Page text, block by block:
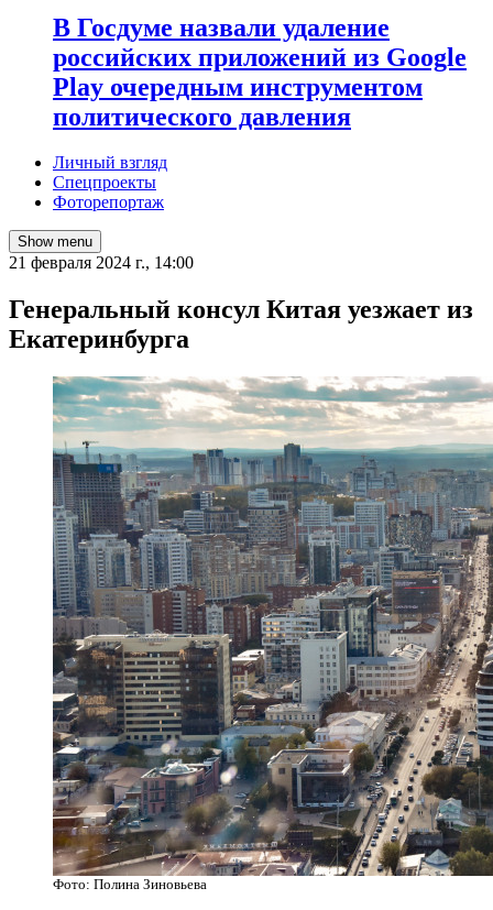
В Госдуме назвали удаление
российских приложений из Google
Play очередным инструментом
политического давления
Личный взгляд
Спецпроекты
Фоторепортаж
Show menu
21 февраля 2024 г., 14:00
Генеральный консул Китая уезжает из
Екатеринбурга
Фото: Полина Зиновьева